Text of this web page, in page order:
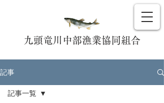
九頭竜川中部漁業協同組合
記事
記事一覧